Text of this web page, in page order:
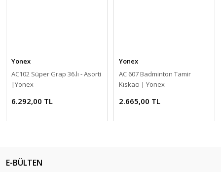
Yonex
AC102 Süper Grap 36.lı - Asorti
|Yonex
6.292,00 TL
Yonex
AC 607 Badminton Tamir
Kıskacı | Yonex
2.665,00 TL
E-BÜLTEN